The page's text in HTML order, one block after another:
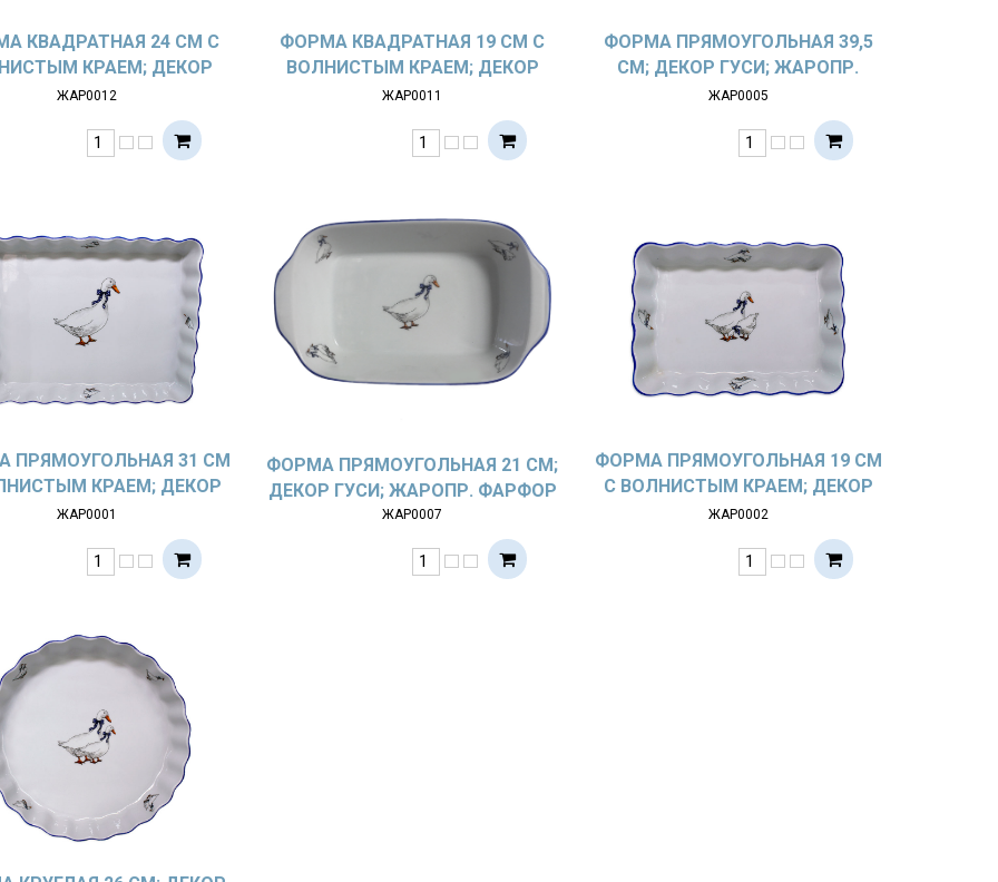
КВАДРАТНАЯ 24 СМ С
КРАЕМ; ДЕКОР
ЖАРОПР. ФАРФОР
ЖАР0012
ФОРМА КВАДРАТНАЯ 19 СМ С
ВОЛНИСТЫМ КРАЕМ; ДЕКОР
ГУСИ; ЖАРОПР. ФАРФОР
ЖАР0011
ФОРМА ПРЯМОУГОЛЬНАЯ 39,5
СМ; ДЕКОР ГУСИ; ЖАРОПР.
ФАРФОР
ЖАР0005
ПРЯМОУГОЛЬНАЯ 31 СМ
КРАЕМ; ДЕКОР
ЖАРОПР. ФАРФОР
ЖАР0001
ФОРМА ПРЯМОУГОЛЬНАЯ 21 СМ;
ДЕКОР ГУСИ; ЖАРОПР. ФАРФОР
ЖАР0007
ФОРМА ПРЯМОУГОЛЬНАЯ 19 СМ
С ВОЛНИСТЫМ КРАЕМ; ДЕКОР
ГУСИ; ЖАРОПР. ФАРФОР
ЖАР0002